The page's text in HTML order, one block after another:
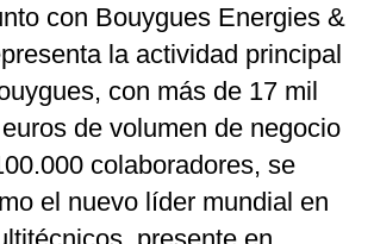
con Bouygues Energies &
la actividad principal
con más de 17 mil
de volumen de negocio
colaboradores, se
el nuevo líder mundial en